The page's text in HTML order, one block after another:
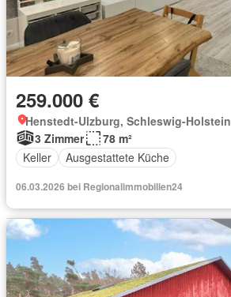
259.000 €
Henstedt-Ulzburg, Schleswig-Holstein
3 Zimmer
78 m²
Keller
Ausgestattete Küche
06.03.2026 bei Regionalimmobilien24